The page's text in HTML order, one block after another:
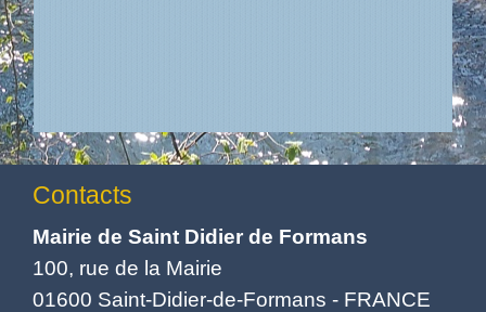
Contacts
Mairie de Saint Didier de Formans
100, rue de la Mairie
01600 Saint-Didier-de-Formans - FRANCE